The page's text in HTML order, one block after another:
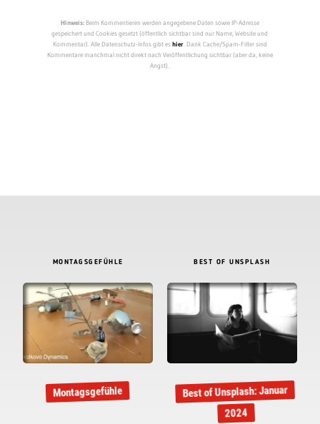
Hinweis:Beim Kommentieren werden angegebene Daten sowie IP-Adresse
gespeichert und Cookies gesetzt (öffentlich sichtbar sind nur Name, Website und
Kommentar). Alle Datenschutz-Infos gibt eshier. Dank Cache/Spam-Filter sind
Kommentare manchmal nicht direkt nach Veröffentlichung sichtbar (aber da, keine
Angst).
MONTAGSGEFÜHLE
Montagsgefühle
BEST OF UNSPLASH
Best of Unsplash: Januar
2024